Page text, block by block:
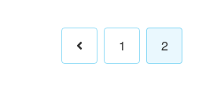
前
1 2